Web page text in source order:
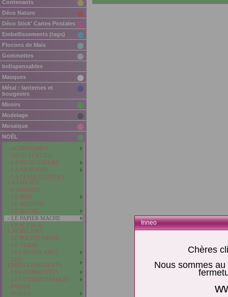
Contenants
Déco Nature
Déco Stick' Cartes Postales
Embellissements (tags)
Flocons de Maïs
Gommettes
Indispensables
Masques
Métal : lanternes et
bougeoirs
Miroirs
Modelage
Mosaïque
NOËL
- ACCESSOIRES
- DECO TEXTILE
- LA DECO NATURE
- LA MERCERIE
- LA TERRE CUITE ET
LA FAÏENCE
- L'ARDOISE
- LE BOIS
- LE MEDIUM
- LE METAL
- LE PAPIER MACHE
- LE PLEXI &
L'ACRYLIQUE
- LE POLYSTYRENE
- LE VERRE
- LES BEAUX ARTS
- LES
EMBELLISSEMENTS
- LES GOMMETTES
- LES INDISPENSABLES
- PAPIER
- PINCES
Inneo
Chères
Nous sommes